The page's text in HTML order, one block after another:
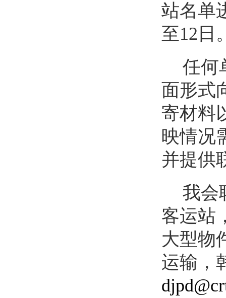
站名单
至12日
任何
面形式
寄材料
映情况
并提供
我会
客运站
大型物
运输，